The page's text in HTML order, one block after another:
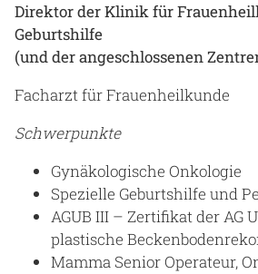
Direktor der Klinik für
Geburtshilfe
(und der angeschlossenen
Facharzt für Frauenheilkunde
Schwerpunkte
Gynäkologische Onkologie
Spezielle Geburtshilfe und
AGUB III – Zertifikat der AG
plastische
Mamma Senior Operateur,